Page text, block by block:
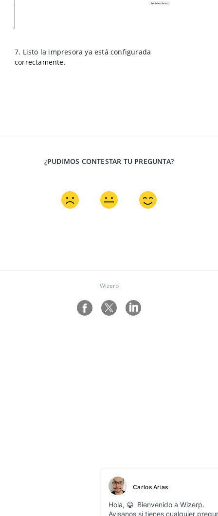
7. Listo la impresora ya está configurada
correctamente.
¿PUDIMOS CONTESTAR TU PREGUNTA?
Wizerp